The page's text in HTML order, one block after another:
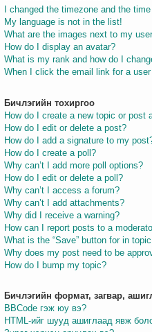
I changed the timezone and the
My language is not in the list!
What are the images next to my
How do I display an avatar?
What is my rank and how do I
When I click the email link for a
Бичлэгийн тохиргоо
How do I create a new topic or post
How do I edit or delete a post?
How do I add a signature to my
How do I create a poll?
Why can’t I add more poll options?
How do I edit or delete a poll?
Why can’t I access a forum?
Why can’t I add attachments?
Why did I receive a warning?
How can I report posts to a
What is the “Save” button for in
Why does my post need to be
How do I bump my topic?
Бичлэгийн формат, загвар,
BBCode гэж юу вэ?
HTML-ийг шууд ашиглаад явж